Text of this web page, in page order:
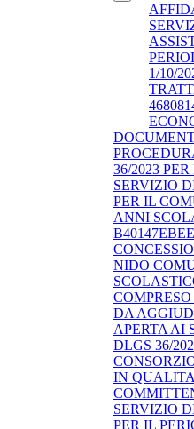
1/10/
36/2023
SERVIZIO
PER IL
ANNI
B40147EBEE
NIDO
DA
APERTA AI
DLGS 36/
IN
SERVIZIO
PER IL